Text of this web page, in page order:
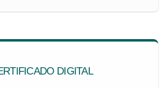
DIGITAL